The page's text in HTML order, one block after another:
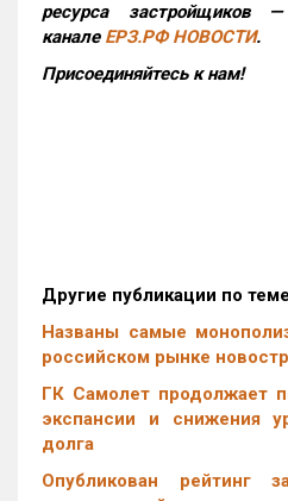
ресурса застройщиков
канале ЕРЗ.РФ НОВОСТИ.
Присоединяйтесь к нам!
Другие публикации по
Названы самые
российском рынке
ГК Самолет продолжает
экспансии и снижения
долга
Опубликован рейтинг